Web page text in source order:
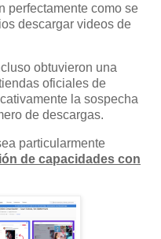
perfectamente como se
descargar videos de
obtuvieron una
oficiales de
la sospecha
de descargas.
particularmente
de capacidades con